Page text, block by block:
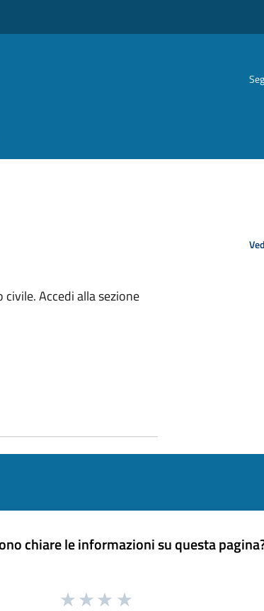
Accedi alla sezione
chiare le informazioni su questa